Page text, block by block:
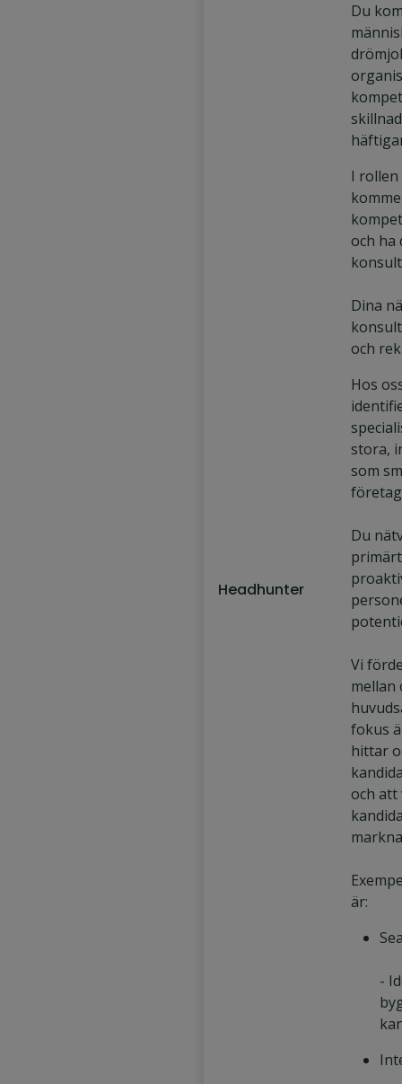
Headhunter
Du
I
och ha
Dina
och
Hos
stora,
som
Du
Vi
mellan
fokus
hittar
och att
är:
-